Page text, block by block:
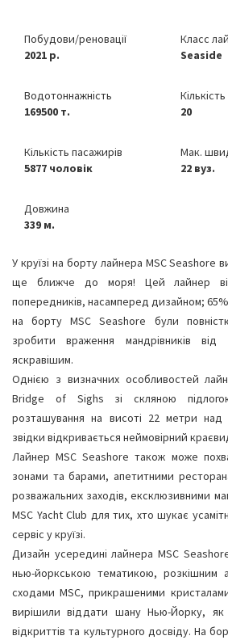
Побудови/реновації
2021 р.
Класс
Seaside
Водотоннажність
169500 т.
20
Кількість пасажирів
5877 чоловік
Мак.
22 вуз.
Довжина
339 м.
У круїзі на борту лайнера MSC Seashore
ще ближче до моря! Цей лайнер
попередників, насамперед дизайном;
на борту MSC Seashore були
зробити враження мандрівників
яскравішим.
Однією з визначних особливостей
Bridge of Sighs зі скляною
розташування на висоті 22 метри над
звідки відкривається неймовірний
Лайнер MSC Seashore також може
зонами та барами, апетитними
розважальних заходів, ексклюзивними
MSC Yacht Club для тих, хто шукає
сервіс у круїзі.
Дизайн усередині лайнера MSC
нью-йоркською тематикою, розкішним
сходами MSC, прикрашеними кристалами
вирішили віддати шану Нью-Йорку,
відкриттів та культурного досвіду. На